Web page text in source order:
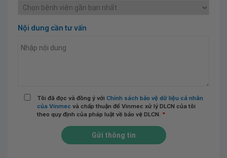
Nội dung cần tư vấn
Tôi đã đọc và đồng ý với Chính sách bảo vệ dữ liệu cá nhân
của Vinmec và chấp thuận để Vinmec xử lý DLCN của tôi
theo quy định của pháp luật về bảo vệ DLCN. *
Gửi thông tin